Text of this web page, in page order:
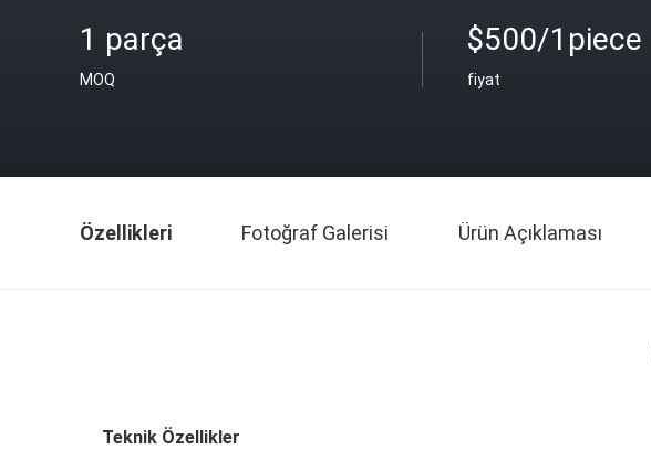
1 parça
MOQ
$500/1piece
fiyat
Özellikleri Fotoğraf Galerisi Ürün Açıklaması
Teknik Özellikler